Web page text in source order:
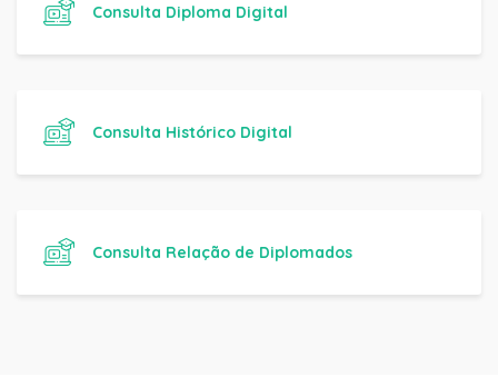
Consulta Diploma Digital
Consulta Histórico Digital
Consulta Relação de Diplomados